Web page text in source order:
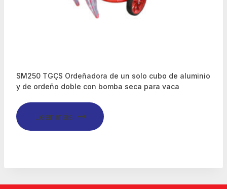
SM250 TGÇS Ordeñadora de un solo cubo de aluminio
y de ordeño doble con bomba seca para vaca
Leer más